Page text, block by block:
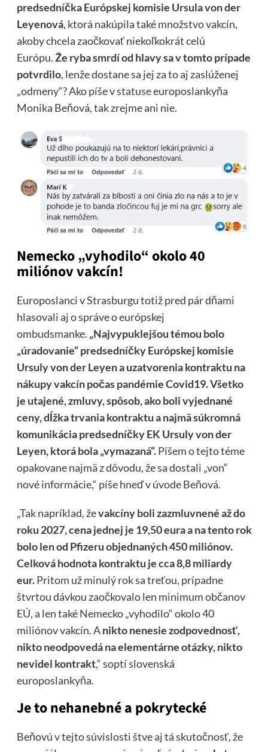
predsedníčka Európskej komisie Ursula von der
Leyenová, ktorá nakúpila také množstvo vakcín,
akoby chcela zaočkovať niekoľkokrát celú
Európu.Že ryba smrdí od hlavy sa v tomto prípade
potvrdilo, lenže dostane sa jej za to aj zaslúženej
„odmeny“? Ako píše vstatuseeuroposlankyňa
Monika Beňová, tak zrejme ani nie.
Nemecko „vyhodilo“ okolo 40
miliónov vakcín!
Europoslanci v Strasburgu totiž pred pár dňami
hlasovali aj o správe o európskej
ombudsmanke. „Najvypuklejšou témou bolo
„úradovanie“ predsedníčky Európskej komisie
Ursuly von der Leyen a uzatvorenia kontraktu na
nákupy vakcín počas pandémie Covid19. Všetko
je utajené, zmluvy, spôsob, ako boli vyjednané
ceny, dĺžka trvania kontraktu a najmä súkromná
komunikácia predsedníčky EK Ursuly von der
Leyen, ktorá bola „vymazaná“.Píšem o tejto téme
opakovane najmä z dôvodu, že sa dostali „von“
nové informácie,“ píše hneď v úvode Beňová.
„Tak napríklad, ževakcíny boli zazmluvnené až do
roku 2027, cena jednej je 19,50 eura a na tento rok
bolo len od Pfizeru objednaných 450 miliónov.
Celková hodnota kontraktu je cca 8,8 miliardy
eur.Pritom už minulý rok sa treťou, prípadne
štvrtou dávkou zaočkovalo len minimum občanov
EÚ, a len také Nemecko „vyhodilo“ okolo 40
miliónov vakcín. Anikto nenesie zodpovednosť,
nikto neodpovedá na elementárne otázky, nikto
nevidel kontrakt,“ soptí slovenská
europoslankyňa.
Je to nehanebné a pokrytecké
Beňovú v tejto súvislosti štve aj tá skutočnosť, že